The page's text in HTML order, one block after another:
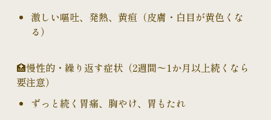
激しい嘔吐、発熱、黄疸（皮膚・白目が黄色くな
る）
🏥慢性的・繰り返す症状（2週間〜1か月以上続くなら
要注意）
ずっと続く胃痛、胸やけ、胃もたれ